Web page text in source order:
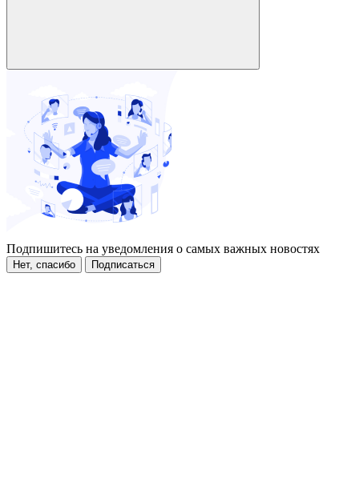
Подпишитесь на уведомления о самых важных новостях
Нет, спасибо Подписаться